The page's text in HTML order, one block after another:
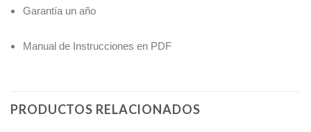
Garantía un año
Manual de Instrucciones en PDF
PRODUCTOS RELACIONADOS